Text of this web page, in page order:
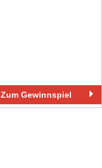
Zum Gewinnspiel